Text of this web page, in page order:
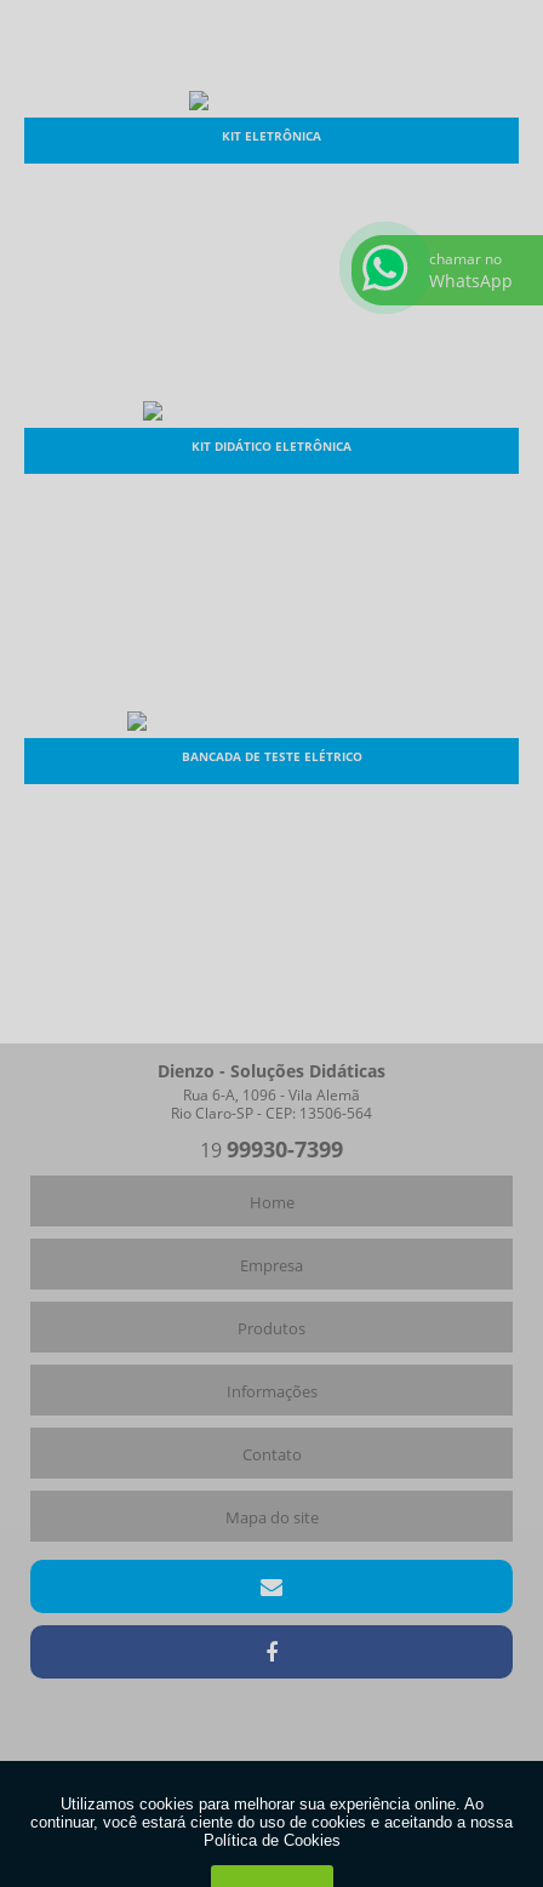
KIT ELETRÔNICA
KIT DIDÁTICO ELETRÔNICA
BANCADA DE TESTE ELÉTRICO
Dienzo - Soluções Didáticas
Rua 6-A, 1096 - Vila Alemã
Rio Claro-SP - CEP: 13506-564
1999930-7399
Home
Empresa
Produtos
Informações
Contato
Mapa do site
W3C
W3C
chamar no
WhatsApp